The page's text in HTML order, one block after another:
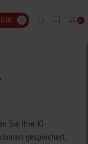
0
Sie Ihre KI-
gespeichert,